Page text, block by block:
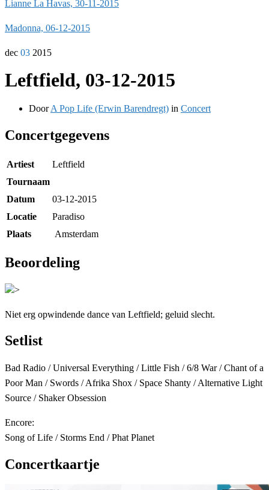
Lianne La Havas, 30-11-2015
Madonna, 06-12-2015
dec 03 2015
Leftfield, 03-12-2015
DoorA Pop Life (Erwin Barendregt) in Concert
Concertgegevens
Artiest
Leftfield
Tournaam
Datum
03-12-2015
Locatie
Paradiso
Plaats
Amsterdam
Beoordeling
>
Niet erg opwindende dance van Leftfield; geluid slecht.
Setlist
Bad Radio / Universal Everything / Little Fish / 6/8 War / Chant of a
Poor Man / Swords / Afrika Shox / Space Shanty / Alternative Light
Source / Shaker Obsession
Encore:
Song of Life / Storms End / Phat Planet
Concertkaartje